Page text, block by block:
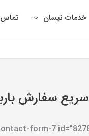
خدمات نیسان تماس
سفارش